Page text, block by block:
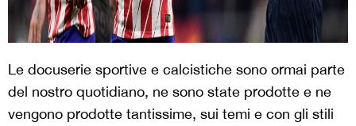
Le docuserie sportive e calcistiche sono ormai parte
del nostro quotidiano, ne sono state prodotte e ne
vengono prodotte tantissime, sui temi e con gli stili